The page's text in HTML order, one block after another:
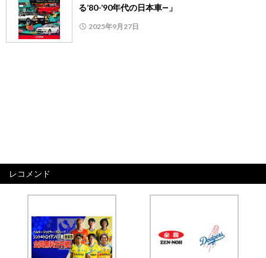
る’80-’90年代の日本車―」
2025年9月27日
レコメンド